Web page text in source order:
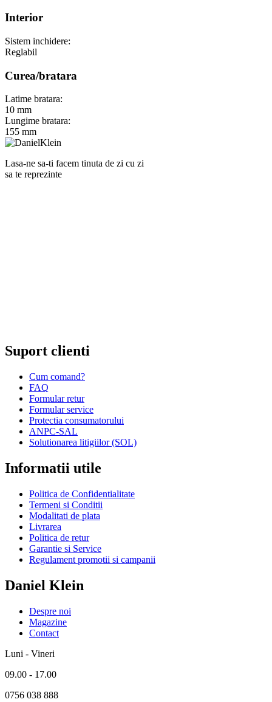
Interior
Sistem inchidere:
Reglabil
Curea/bratara
Latime bratara:
10 mm
Lungime bratara:
155 mm
Lasa-ne sa-ti facem tinuta de zi cu zi
sa te reprezinte
Suport clienti
Cum comand?
FAQ
Formular retur
Formular service
Protectia consumatorului
ANPC-SAL
Solutionarea litigiilor (SOL)
Informatii utile
Politica de Confidentialitate
Termeni si Conditii
Modalitati de plata
Livrarea
Politica de retur
Garantie si Service
Regulament promotii si campanii
Daniel Klein
Despre noi
Magazine
Contact
Luni - Vineri
09.00 - 17.00
0756 038 888